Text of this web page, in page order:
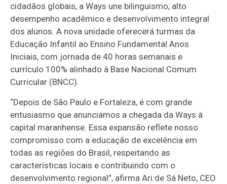
cidadãos globais, a Ways une bilinguismo, alto
desempenho acadêmico e desenvolvimento integral
dos alunos. A nova unidade oferecerá turmas da
Educação Infantil ao Ensino Fundamental Anos
Iniciais, com jornada de 40 horas semanais e
currículo 100% alinhado à Base Nacional Comum
Curricular (BNCC).
“Depois de São Paulo e Fortaleza, é com grande
entusiasmo que anunciamos a chegada da Ways à
capital maranhense. Essa expansão reflete nosso
compromisso com a educação de excelência em
todas as regiões do Brasil, respeitando as
características locais e contribuindo com o
desenvolvimento regional”, afirma Ari de Sá Neto, CEO